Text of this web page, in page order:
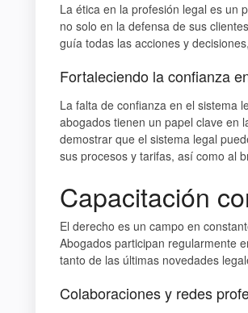
La ética en la profesión legal es un
no solo en la defensa de sus
guía todas las acciones y
Fortaleciendo la confianza
La falta de confianza en el sistema
abogados tienen un papel clave en
demostrar que el sistema legal
sus procesos y tarifas, así como al
Capacitación
El derecho es un campo en
Abogados participan regularmente
tanto de las últimas novedades
Colaboraciones y redes